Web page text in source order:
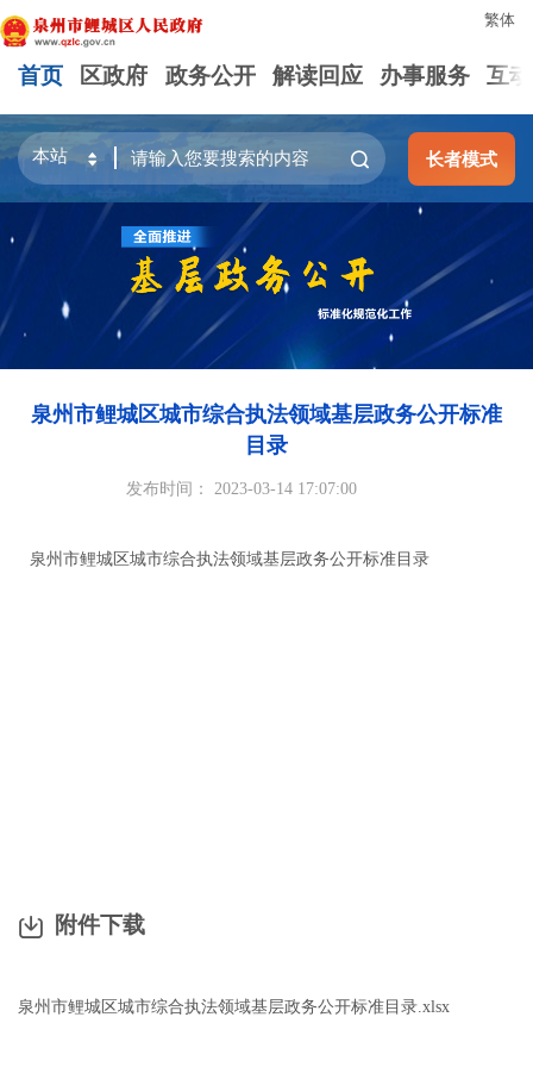
繁体
首页 区政府 政务公开 解读回应 办事服务 互
长者模式
泉州市鲤城区城市综合执法领域基层政务公开标准
目录
发布时间： 2023-03-14 17:07:00
泉州市鲤城区城市综合执法领域基层政务公开标准目录
附件下载
泉州市鲤城区城市综合执法领域基层政务公开标准目录.xlsx